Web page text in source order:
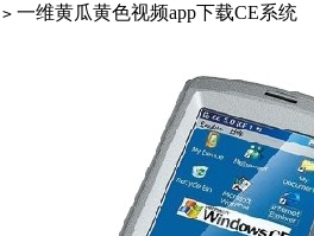
> 一维黄瓜黄色视频app下载CE系统